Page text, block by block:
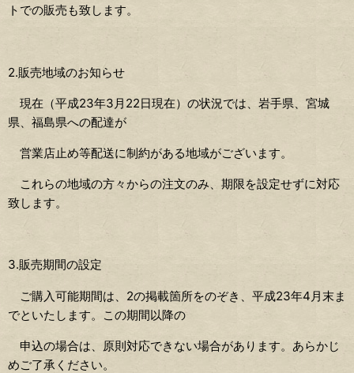
トでの販売も致します。
2.販売地域のお知らせ
現在（平成23年3月22日現在）の状況では、岩手県、宮城
県、福島県への配達が
営業店止め等配送に制約がある地域がございます。
これらの地域の方々からの注文のみ、期限を設定せずに対応
致します。
3.販売期間の設定
ご購入可能期間は、2の掲載箇所をのぞき、平成23年4月末ま
でといたします。この期間以降の
申込の場合は、原則対応できない場合があります。あらかじ
めご了承ください。